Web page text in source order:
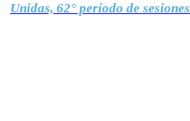
Unidas, 62° período de sesiones